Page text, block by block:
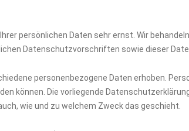
persönlichen Daten sehr ernst. Wir
Datenschutzvorschriften sowie dieser
personenbezogene Daten erhoben.
können. Die vorliegende
wie und zu welchem Zweck das geschieht.